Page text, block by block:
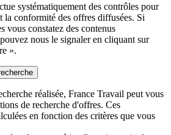
systématiquement des contrôles pour
la conformité des offres diffusées. Si
vous constatez des contenus
nous le signaler en cliquant sur
».
réalisée, France Travail peut vous
de recherche d'offres. Ces
en fonction des critères que vous